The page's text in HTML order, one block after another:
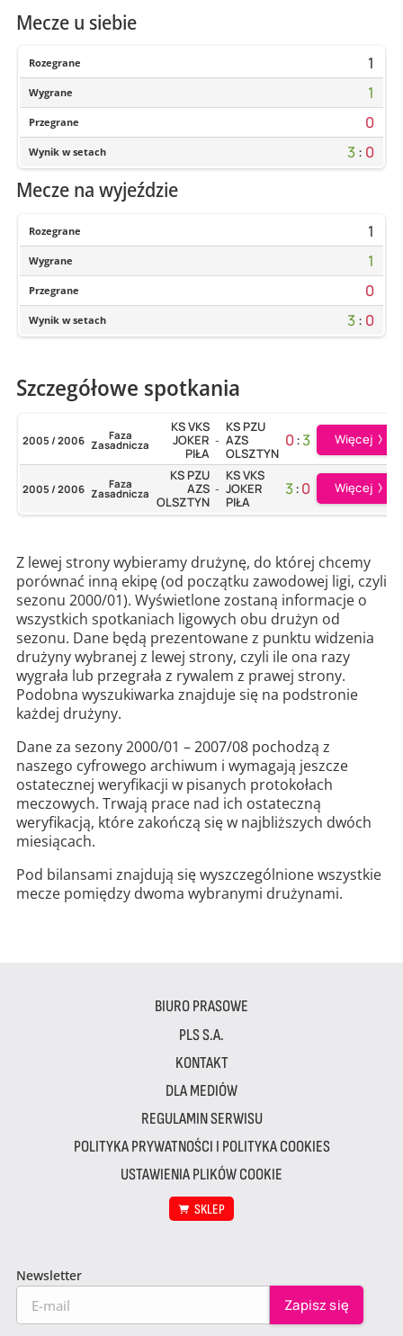
Mecze u siebie
Rozegrane 1
Wygrane 1
Przegrane 0
Wynik w setach 3: 0
Mecze na wyjeździe
Rozegrane 1
Wygrane 1
Przegrane 0
Wynik w setach 3: 0
Szczegółowe spotkania
2005 / 2006 Faza
Zasadnicza
KS VKS
JOKER
PIŁA
-
KS PZU
AZS
OLSZTYN
0:3 Więcej
2005 / 2006 Faza
Zasadnicza
KS PZU
AZS
OLSZTYN
-
KS VKS
JOKER
PIŁA
3:0 Więcej
Z lewej strony wybieramy drużynę, do której chcemy
porównać inną ekipę (od początku zawodowej ligi, czyli
sezonu 2000/01). Wyświetlone zostaną informacje o
wszystkich spotkaniach ligowych obu drużyn od
sezonu. Dane będą prezentowane z punktu widzenia
drużyny wybranej z lewej strony, czyli ile ona razy
wygrała lub przegrała z rywalem z prawej strony.
Podobna wyszukiwarka znajduje się na podstronie
każdej drużyny.
Dane za sezony 2000/01 – 2007/08 pochodzą z
naszego cyfrowego archiwum i wymagają jeszcze
ostatecznej weryfikacji w pisanych protokołach
meczowych. Trwają prace nad ich ostateczną
weryfikacją, które zakończą się w najbliższych dwóch
miesiącach.
Pod bilansami znajdują się wyszczególnione wszystkie
mecze pomiędzy dwoma wybranymi drużynami.
BIURO PRASOWE
PLS S.A.
KONTAKT
DLA MEDIÓW
REGULAMIN SERWISU
POLITYKA PRYWATNOŚCI I POLITYKA COOKIES
USTAWIENIA PLIKÓW COOKIE
SKLEP
Newsletter